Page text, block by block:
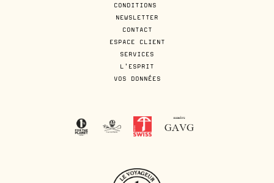
CONDITIONS
NEWSLETTER
CONTACT
ESPACE CLIENT
SERVICES
L'ESPRIT
VOS DONNÉES